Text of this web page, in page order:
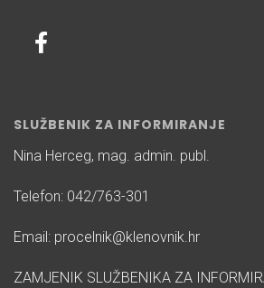
SLUŽBENIK ZA INFORMIRANJE
Nina Herceg, mag. admin. publ.
Telefon: 042/763-301
Email: procelnik@klenovnik.hr
ZAMJENIK SLUŽBENIKA ZA